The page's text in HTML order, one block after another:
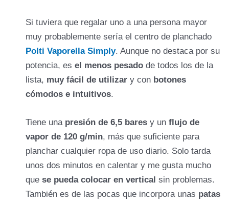
modo ECO
cable
longitud de 1,40 cm
tubo de
vapor de 1,50 cm
Si tuviera que regalar uno a una persona mayor
muy probablemente sería el centro de planchado
Polti Vaporella Simply. Aunque no destaca por su
potencia, es el menos pesado de todos los de la
lista, muy fácil de utilizar y con botones
cómodos e intuitivos.
Tiene una presión de 6,5 bares y un flujo de
vapor de 120 g/min, más que suficiente para
planchar cualquier ropa de uso diario. Solo tarda
unos dos minutos en calentar y me gusta mucho
que se pueda colocar en vertical sin problemas.
También es de las pocas que incorpora unas patas